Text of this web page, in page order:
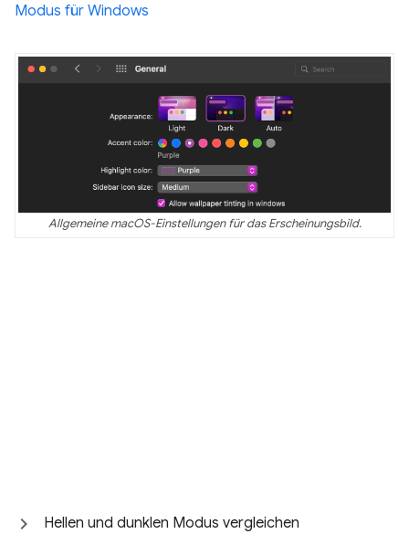
Modus für Windows
Allgemeine macOS-Einstellungen für das Erscheinungsbild.
Hellen und dunklen Modus vergleichen